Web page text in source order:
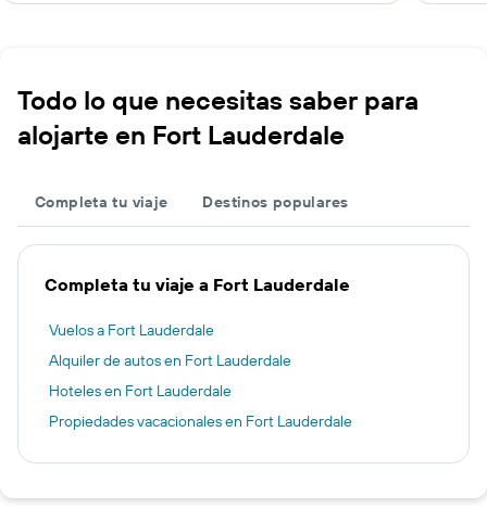
Todo lo que necesitas saber para
alojarte en Fort Lauderdale
Completa tu viaje Destinos populares
Completa tu viaje a Fort Lauderdale
Vuelos a Fort Lauderdale
Alquiler de autos en Fort Lauderdale
Hoteles en Fort Lauderdale
Propiedades vacacionales en Fort Lauderdale